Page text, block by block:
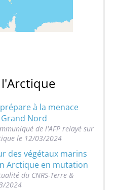
l'Arctique
prépare à la menace
Nord
de l'AFP relayé sur
le 12/03/2024
des végétaux marins
Arctique en mutation
du CNRS-Terre &
2024